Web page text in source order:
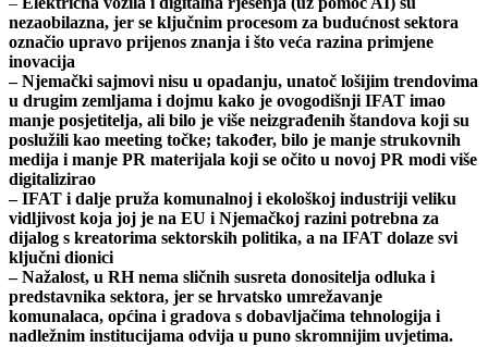
nezaobilazna, jer se ključnim procesom za budućnost sektora
označio upravo prijenos znanja i što veća razina primjene
inovacija
– Njemački sajmovi nisu u opadanju, unatoč lošijim trendovima
u drugim zemljama i dojmu kako je ovogodišnji IFAT imao
manje posjetitelja, ali bilo je više neizgrađenih štandova koji su
poslužili kao meeting točke; također, bilo je manje strukovnih
medija i manje PR materijala koji se očito u novoj PR modi više
digitalizirao
– IFAT i dalje pruža komunalnoj i ekološkoj industriji veliku
vidljivost koja joj je na EU i Njemačkoj razini potrebna za
dijalog s kreatorima sektorskih politika, a na IFAT dolaze svi
ključni dionici
– Nažalost, u RH nema sličnih susreta donositelja odluka i
predstavnika sektora, jer se hrvatsko umrežavanje
komunalaca, općina i gradova s dobavljačima tehnologija i
nadležnim institucijama odvija u puno skromnijim uvjetima.